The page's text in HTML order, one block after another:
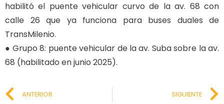
habilitó el puente vehicular curvo de la av. 68 con
calle 26 que ya funciona para buses duales de
TransMilenio.
● Grupo 8: puente vehicular de la av. Suba sobre la av.
68 (habilitado en junio 2025).
ANTERIOR SIGUIENTE